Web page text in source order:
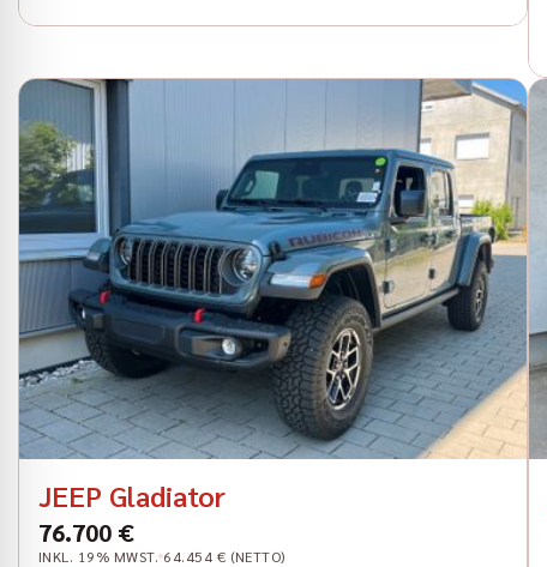
JEEP Gladiator
76.700 €
INKL. 19% MWST. 64.454 € (NETTO)